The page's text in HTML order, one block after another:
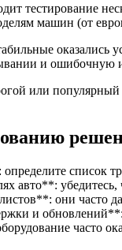
тестирование
машин (от
и ошибочную
или
список
убедитесь,
они часто
и
часто